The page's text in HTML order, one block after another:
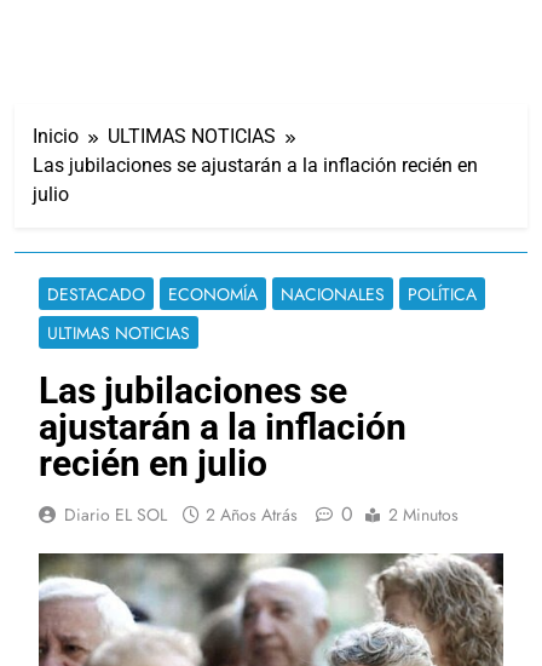
Inicio
ULTIMAS NOTICIAS
Las jubilaciones se ajustarán a la inflación recién en
julio
DESTACADO ECONOMÍA NACIONALES
POLÍTICA
ULTIMAS NOTICIAS
Las jubilaciones se
ajustarán a la inflación
recién en julio
Diario EL SOL 2 Años Atrás 0 2 Minutos